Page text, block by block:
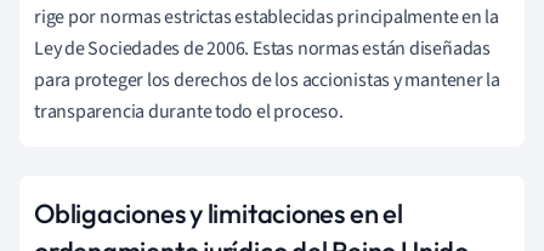
rige por normas estrictas establecidas principalmente en la
Ley de Sociedades de 2006. Estas normas están diseñadas
para proteger los derechos de los accionistas y mantener la
transparencia durante todo el proceso.
Obligaciones y limitaciones en el